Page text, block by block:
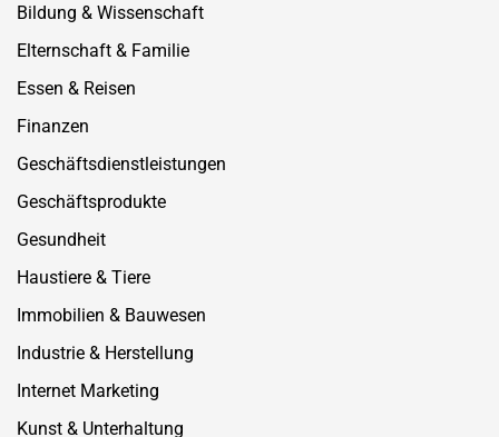
Bildung & Wissenschaft
Elternschaft & Familie
Essen & Reisen
Finanzen
Geschäftsdienstleistungen
Geschäftsprodukte
Gesundheit
Haustiere & Tiere
Immobilien & Bauwesen
Industrie & Herstellung
Internet Marketing
Kunst & Unterhaltung